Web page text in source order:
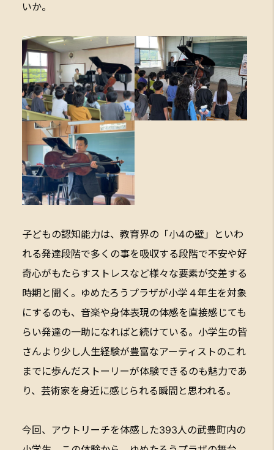
いか。
子どもの認知能力は、教育界の「小4の壁」といわ
れる発達段階で多くの事を吸収する段階で不安や好
奇心がもたらすストレスなど様々な要素が交差する
時期と聞く。ゆめたろうプラザが小学４年生を対象
にするのも、音楽や身体表現の体感を直接感じても
らい発達の一助になればと続けている。小学生の皆
さんより少し人生経験が豊富なアーティストのこれ
までに歩んだストーリーが体験できるのも魅力であ
り、芸術家を身近に感じられる瞬間と思われる。
今回、アウトリーチを体感した393人の武豊町内の